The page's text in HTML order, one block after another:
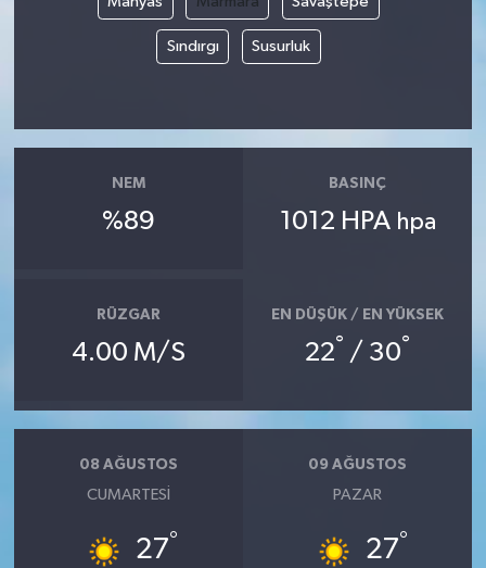
Sındırgı Susurluk
NEM
%89
BASINÇ
1012 HPA hpa
RÜZGAR
4.00 M/S
EN DÜŞÜK / EN YÜKSEK
22° / 30°
08 AĞUSTOS
CUMARTESI
27°
09 AĞUSTOS
PAZAR
27°